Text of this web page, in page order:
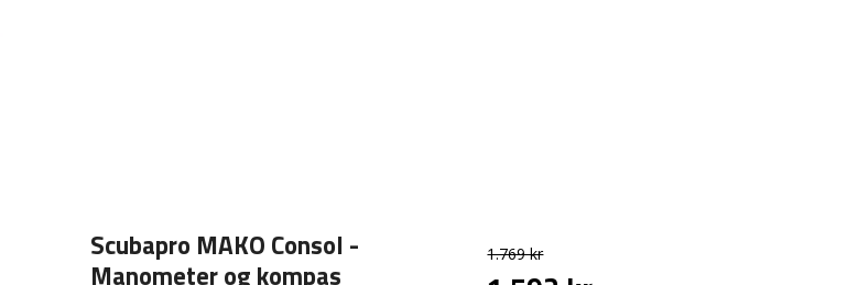
Scubapro MAKO Consol -
Manometer og kompas
1.769 kr